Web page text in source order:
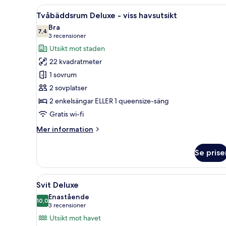
utsikt
mot
staden
Öppna
alla
foton
för
Tvåbäddsrum
Deluxe
-
viss
havsutsikt
Ett hotellrum med två
8
Tvåbäddsrum Deluxe - viss havsutsikt
7,47,4 av 10
Bra
3 recensioner
(3 recensioner)
Utsikt mot staden
22 kvadratmeter
1 sovrum
2 sovplatser
2 enkelsängar ELLER 1 queensize-säng
Gratis wi-fi
Mer information
Mer
Deluxe
viss
havsutsikt
Se
Öppna
alla
foton
för
6
Svit Deluxe
10,010,0 av 10
Enastående
3 recensioner
(3 recensioner)
Utsikt mot havet